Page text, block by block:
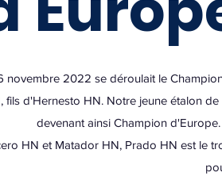
novembre 2022 se déroulait le
fils d'Hernesto HN. Notre jeune étalon
devenant ainsi Champion
HN et Matador HN, Prado HN est le